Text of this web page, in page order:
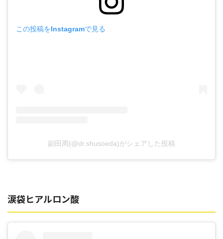
この投稿をInstagramで見る
副田周(@dr.shusoeda)がシェアした投稿
涙袋ヒアルロン酸